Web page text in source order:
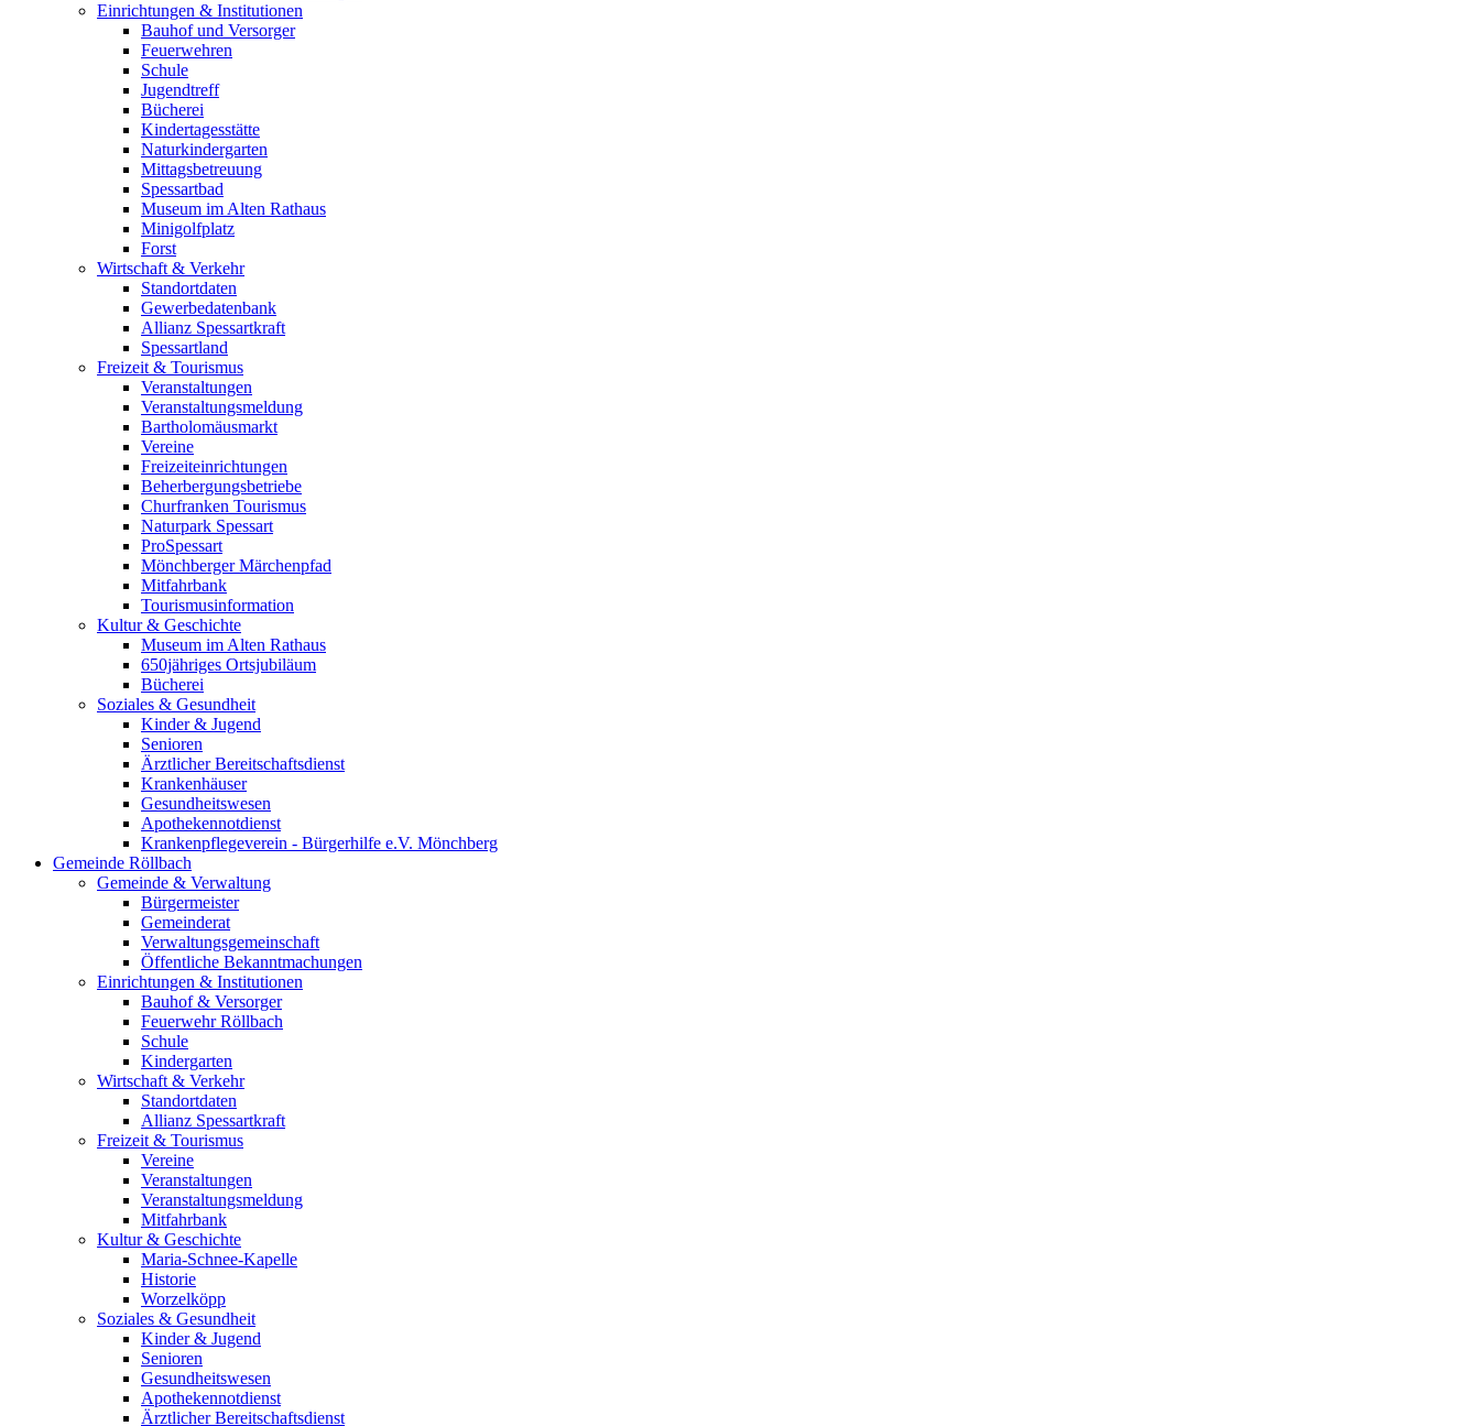
Einrichtungen & Institutionen
Bauhof und Versorger
Feuerwehren
Schule
Jugendtreff
Bücherei
Kindertagesstätte
Naturkindergarten
Mittagsbetreuung
Spessartbad
Museum im Alten Rathaus
Minigolfplatz
Forst
Wirtschaft & Verkehr
Standortdaten
Gewerbedatenbank
Allianz Spessartkraft
Spessartland
Freizeit & Tourismus
Veranstaltungen
Veranstaltungsmeldung
Bartholomäusmarkt
Vereine
Freizeiteinrichtungen
Beherbergungsbetriebe
Churfranken Tourismus
Naturpark Spessart
ProSpessart
Mönchberger Märchenpfad
Mitfahrbank
Tourismusinformation
Kultur & Geschichte
Museum im Alten Rathaus
650jähriges Ortsjubiläum
Bücherei
Soziales & Gesundheit
Kinder & Jugend
Senioren
Ärztlicher Bereitschaftsdienst
Krankenhäuser
Gesundheitswesen
Apothekennotdienst
Krankenpflegeverein - Bürgerhilfe e.V. Mönchberg
Gemeinde Röllbach
Gemeinde & Verwaltung
Bürgermeister
Gemeinderat
Verwaltungsgemeinschaft
Öffentliche Bekanntmachungen
Einrichtungen & Institutionen
Bauhof & Versorger
Feuerwehr Röllbach
Schule
Kindergarten
Wirtschaft & Verkehr
Standortdaten
Allianz Spessartkraft
Freizeit & Tourismus
Vereine
Veranstaltungen
Veranstaltungsmeldung
Mitfahrbank
Kultur & Geschichte
Maria-Schnee-Kapelle
Historie
Worzelköpp
Soziales & Gesundheit
Kinder & Jugend
Senioren
Gesundheitswesen
Apothekennotdienst
Ärztlicher Bereitschaftsdienst